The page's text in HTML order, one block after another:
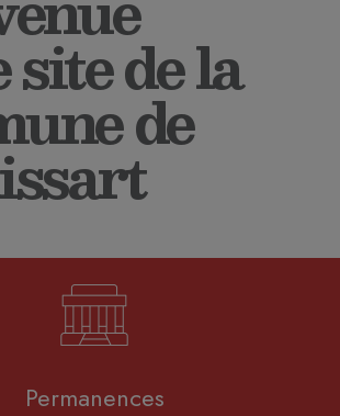
de la
de
Permanences